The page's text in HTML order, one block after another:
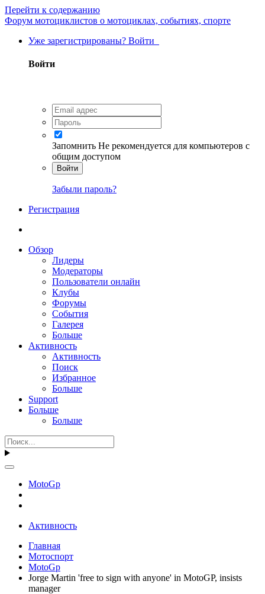
Перейти к содержанию
Форум мотоциклистов о мотоциклах, событиях, спорте
Уже зарегистрированы? Войти
Войти
Запомнить Не рекомендуется для компьютеров с
общим доступом
Войти
Забыли пароль?
Регистрация
Обзор
Лидеры
Модераторы
Пользователи онлайн
Клубы
Форумы
События
Галерея
Больше
Активность
Активность
Поиск
Избранное
Больше
Support
Больше
Больше
MotoGp
Активность
Главная
Мотоспорт
MotoGp
Jorge Martin 'free to sign with anyone' in MotoGP, insists
manager